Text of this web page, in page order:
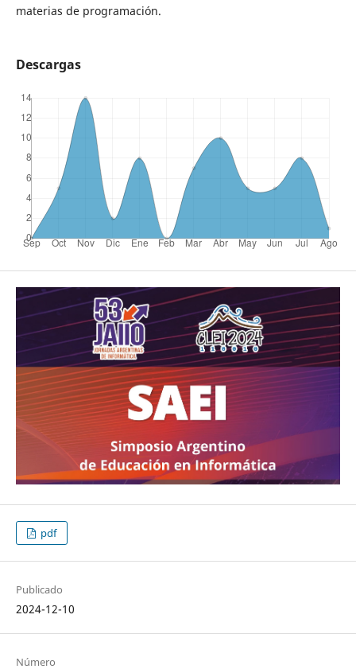
materias de programación.
Descargas
pdf
Publicado
2024-12-10
Número